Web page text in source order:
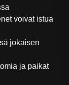
voivat istua
jokaisen
ja paikat